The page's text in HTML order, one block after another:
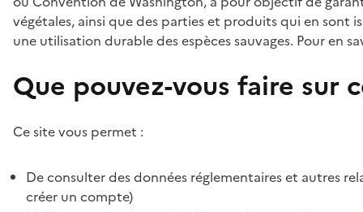
végétales, ainsi que des parties et produits qui en sont
une utilisation durable des espèces sauvages. Pour en
Que pouvez-vous faire sur
Ce site vous permet :
De consulter des données réglementaires et autres
créer un compte)